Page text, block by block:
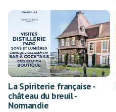
La Spiriterie française -
château du breuil -
Normandie